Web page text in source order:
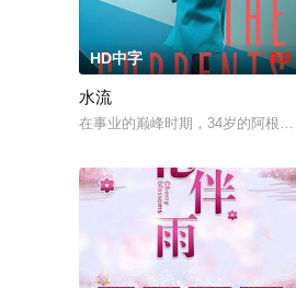
HD中字 3.0
水流
在事业的巅峰时期，34岁的阿根